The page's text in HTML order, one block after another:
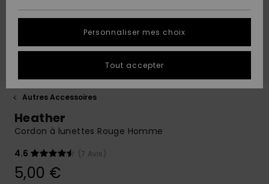
A
Découvrir
A
Découvrir
tailles
conversation
réponse la
plus rapide
à votre
question.
QUIKSILVER
Autres Accessoires
Heather
Cordon à lunettes Rouge Homme
4.6
(7 Avis)
5,00 €
Personnaliser mes choix
Tout accepter